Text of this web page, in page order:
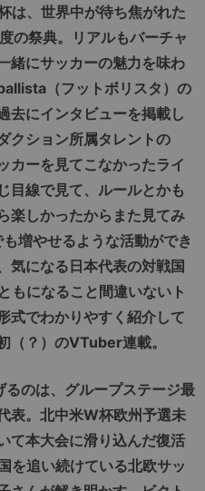
は、世界中が待ち焦がれた
の祭典。リアルもバーチャ
緒にサッカーの魅力を味わ
（フットボリスタ）の
去にインタビューを掲載し
クション所属タレントの
カーを見てこなかったライ
目線で見て、ルールとかも
楽しかったからまた見てみ
増やせるような活動ができ
気になる日本代表の対戦国
もになること間違いないト
式でわかりやすく紹介して
（？）のVTuber連載。
のは、グループステージ最
表。北中米W杯欧州予選未
て本大会に滑り込んだ復活
を追い続けている北欧サッ